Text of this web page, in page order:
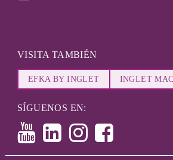
VISITA TAMBIÉN
EFKA BY INGLET INGLET
SÍGUENOS EN: